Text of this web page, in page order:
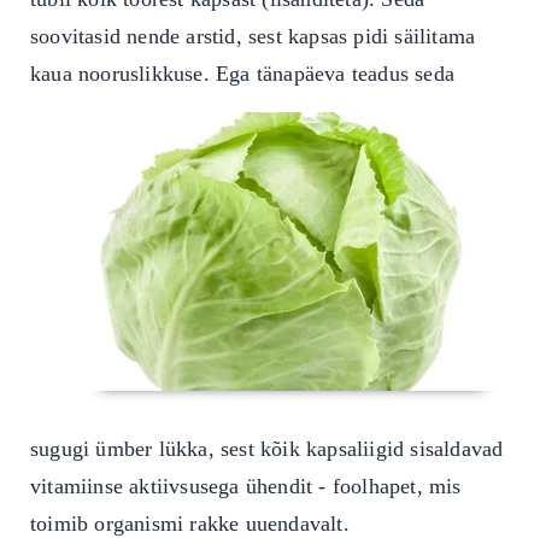
soovitasid nende arstid, sest kapsas pidi säilitama
kaua nooruslikkuse. Ega tänapäeva teadus seda
sugugi ümber lükka, sest kõik kapsaliigid sisaldavad
vitamiinse aktiivsusega ühendit - foolhapet, mis
toimib organismi rakke uuendavalt.